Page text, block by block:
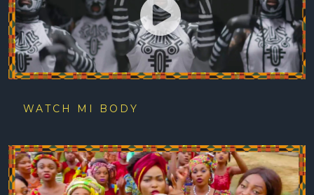
WATCH MI BODY